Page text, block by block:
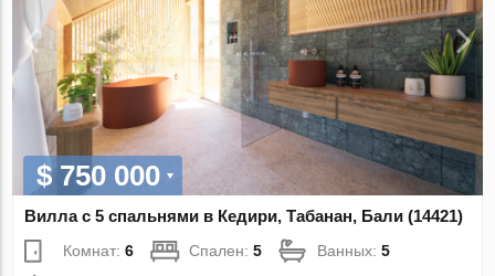
$ 750 000
Вилла с 5 спальнями в Кедири, Табанан, Бали (14421)
Комнат:6 Спален:5 Ванных:5